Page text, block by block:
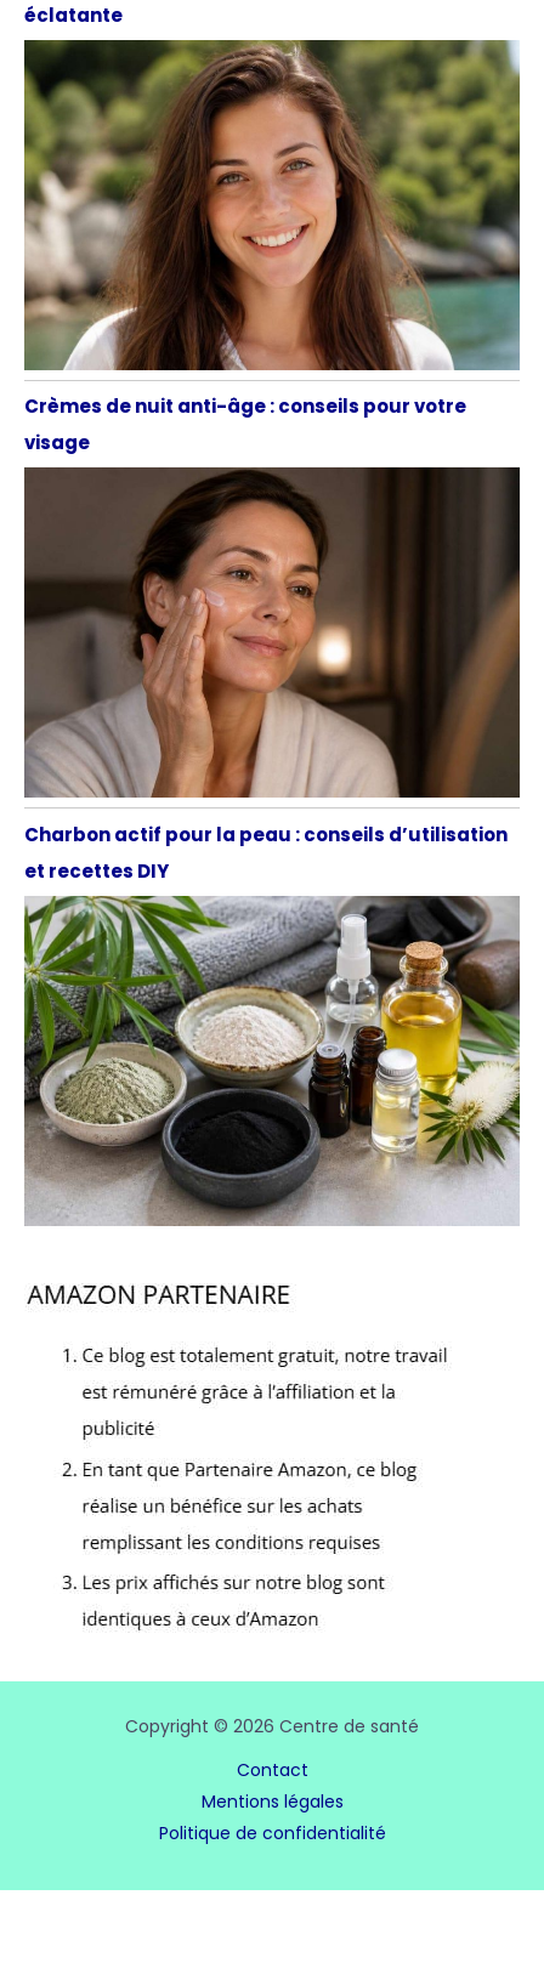
éclatante
Crèmes de nuit anti-âge : conseils pour votre
visage
Charbon actif pour la peau : conseils d’utilisation
et recettes DIY
Copyright © 2026 Centre de santé
Contact
Mentions légales
Politique de confidentialité